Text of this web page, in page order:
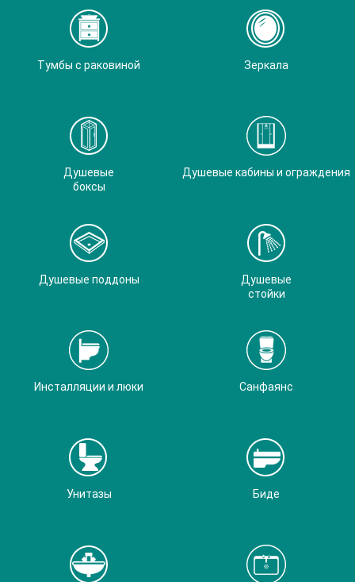
Тумбы с раковиной Зеркала
Душевые
боксы
Душевые кабины и ограждения
Душевые поддоны
Душевые
стойки
Инсталляции и люки Санфаянс
Унитазы Биде